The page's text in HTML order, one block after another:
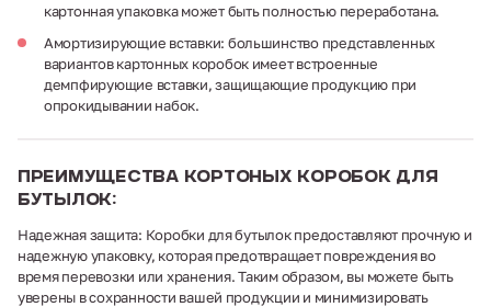
картонная упаковка может быть полностью переработана.
Амортизирующие вставки: большинство представленных
вариантов картонных коробок имеет встроенные
демпфирующие вставки, защищающие продукцию при
опрокидывании набок.
Преимущества кортоных коробок для
бутылок:
Надежная защита: Коробки для бутылок предоставляют прочную и
надежную упаковку, которая предотвращает повреждения во
время перевозки или хранения. Таким образом, вы можете быть
уверены в сохранности вашей продукции и минимизировать